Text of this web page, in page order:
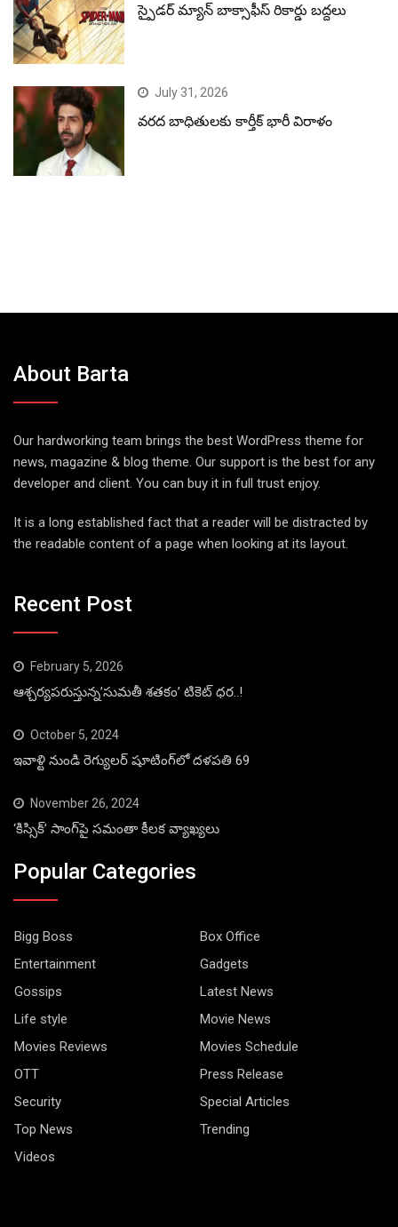
స్పైడర్ మ్యాన్ బాక్సాఫీస్ రికార్డు బద్దలు
July 31, 2026
వరద బాధితులకు కార్తీక్ భారీ విరాళం
About Barta
Our hardworking team brings the best WordPress theme for
news, magazine & blog theme. Our support is the best for any
developer and client. You can buy it in full trust enjoy.
It is a long established fact that a reader will be distracted by
the readable content of a page when looking at its layout.
Recent Post
February 5, 2026
ఆశ్చర్యపరుస్తున్న’సుమతీ శతకం’ టికెట్ ధర..!
October 5, 2024
ఇవాళ్టి నుండి రెగ్యులర్ షూటింగ్‌లో దళపతి 69
November 26, 2024
‘కిస్సిక్’ సాంగ్‌పై సమంతా కీలక వ్యాఖ్యలు
Popular Categories
Bigg Boss
Box Office
Entertainment
Gadgets
Gossips
Latest News
Life style
Movie News
Movies Reviews
Movies Schedule
OTT
Press Release
Security
Special Articles
Top News
Trending
Videos